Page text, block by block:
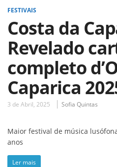
FESTIVAIS
Costa da
Revelado
completo
Caparica
3 de Abril, 2025 Sofia Quintas
Maior festival de música
anos
Ler mais